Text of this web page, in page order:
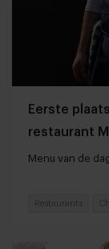
Eerste
restaurant
Menu van de
Restaurants